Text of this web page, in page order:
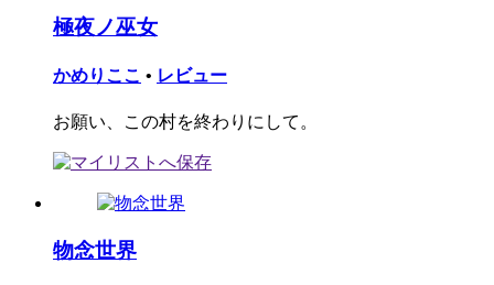
極夜ノ巫女
かめりここ • レビュー
お願い、この村を終わりにして。
物念世界